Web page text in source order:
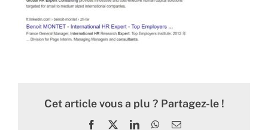
Cet article vous a plu ? Partagez-le !
Facebook LinkedInWhatsApp
Email